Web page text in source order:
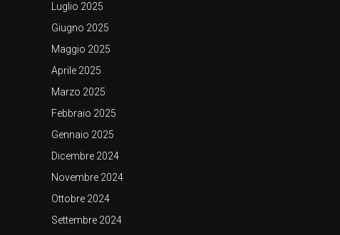
Luglio 2025
Giugno 2025
Maggio 2025
Aprile 2025
Marzo 2025
Febbraio 2025
Gennaio 2025
Dicembre 2024
Novembre 2024
Ottobre 2024
Settembre 2024